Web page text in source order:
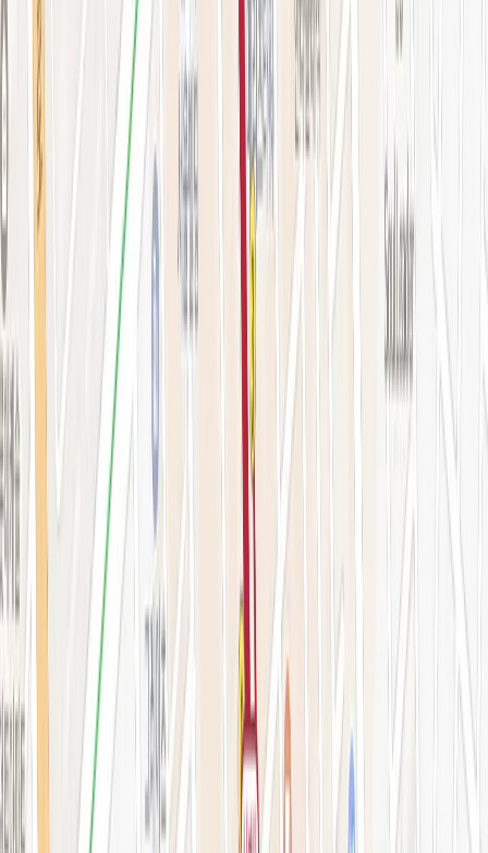
시술 예약하기
예약 확인·취소